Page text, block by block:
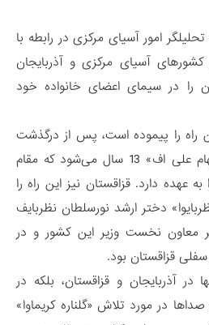
امور آسیای مرکزی در رابطه با
آسیای مرکزی و آذربایجان
را در سیمای اعضای خانواده خود
راه را پیموده است، پس از درگذشت
«حیدر علی اف» پسرش «الهام علی اف» 13 سال می‌شود که مقام
عهده دارد. قزاقستان نیز این راه را
دختر ارشد نورسلطان نظربایف
نخست وزیر این کشور و در
قزاقستان بود.
در آذربایجان و قزاقستان، بلکه در
در مورد تلاش «گلناره کریماوا»